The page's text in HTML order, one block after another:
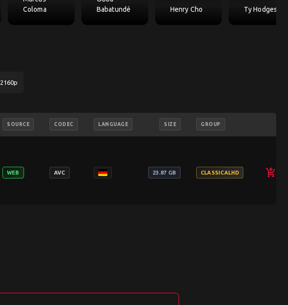
Coloma
Babatundé
Henry Cho Ty Hodges
2160p
SOURCE CODEC LANGUAGE SIZE GROUP
WEB AVC 23.87 GB CLASSICALHD add_shopping_cart